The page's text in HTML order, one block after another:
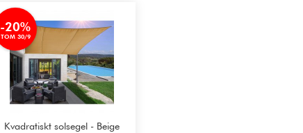
-20%
TOM 30/9
Kvadratiskt solsegel - Beige